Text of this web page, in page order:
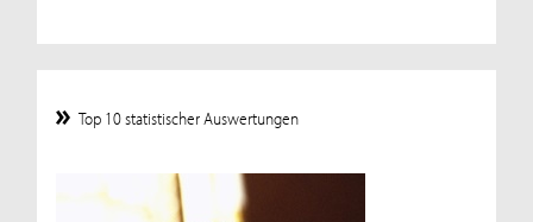
Top 10 statistischer Auswertungen